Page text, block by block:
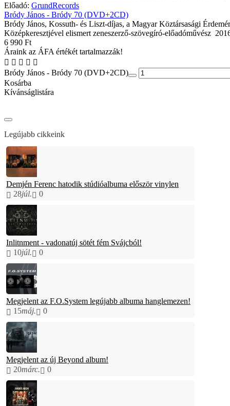
Előadó: GrundRecords
Bródy János - Bródy 70 (DVD+2CD)
Bródy János, Kossuth- és Liszt-díjas, a Magyar Köztársasági
Középkeresztjével elismert zeneszerző-szövegíró-előadóművész
6 990 Ft
Áraink az ÁFA értékét tartalmazzák!
Bródy János - Bródy 70 (DVD+2CD)
Kosárba
Kívánságlistára
Legújabb cikkeink
Demjén Ferenc hatodik stúdióalbuma először vinylen
28júl. 0
Inlitnment - vadonatúj sötét fém Svájcból!
10júl. 0
Megjelent az F.O.System legújabb albuma hanglemezen!
15máj. 0
Megjelent az új Beyond album!
20márc. 0